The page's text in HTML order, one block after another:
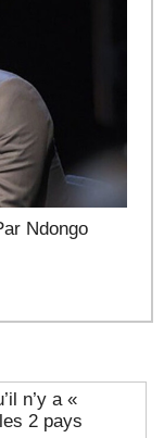
Ndongo
n’y a «
2 pays